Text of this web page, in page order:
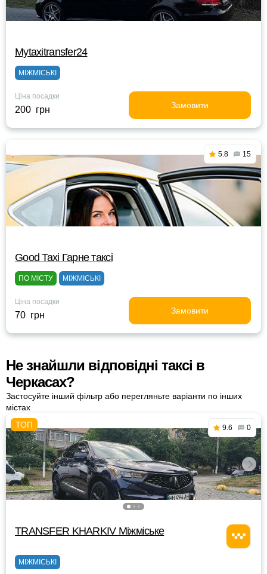
Mytaxitransfer24
МІЖМІСЬКІ
Ціна посадки
200 грн Замовити
5.8 15
Good Taxi Гарне таксi
ПО МІСТУ МІЖМІСЬКІ
Ціна посадки
70 грн Замовити
Не знайшли відповідні таксі в
Черкасах?
Застосуйте інший фільтр або перегляньте варіанти по інших
містах
9.6 0
TRANSFER KHARKIV Міжміське
МІЖМІСЬКІ